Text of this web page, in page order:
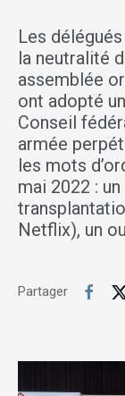
Les
la neutralité
assemblée
ont adopté
Conseil
armée
les mots
mai 2022 :
Netflix), un
Partager